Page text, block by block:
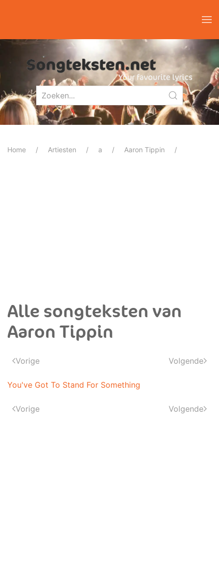
Home Artiesten a Aaron Tippin
Alle songteksten van
Aaron Tippin
Vorige Volgende
You've Got To Stand For Something
Vorige Volgende